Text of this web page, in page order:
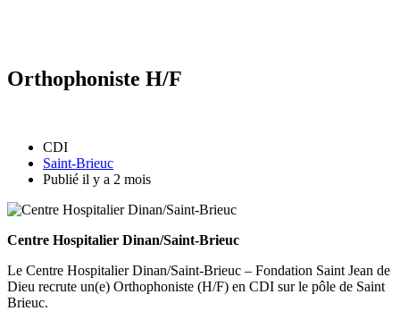
Orthophoniste H/F
CDI
Saint-Brieuc
Publié il y a 2 mois
Centre Hospitalier Dinan/Saint-Brieuc
Le Centre Hospitalier Dinan/Saint-Brieuc – Fondation Saint Jean de
Dieu recrute un(e) Orthophoniste (H/F) en CDI sur le pôle de Saint
Brieuc.